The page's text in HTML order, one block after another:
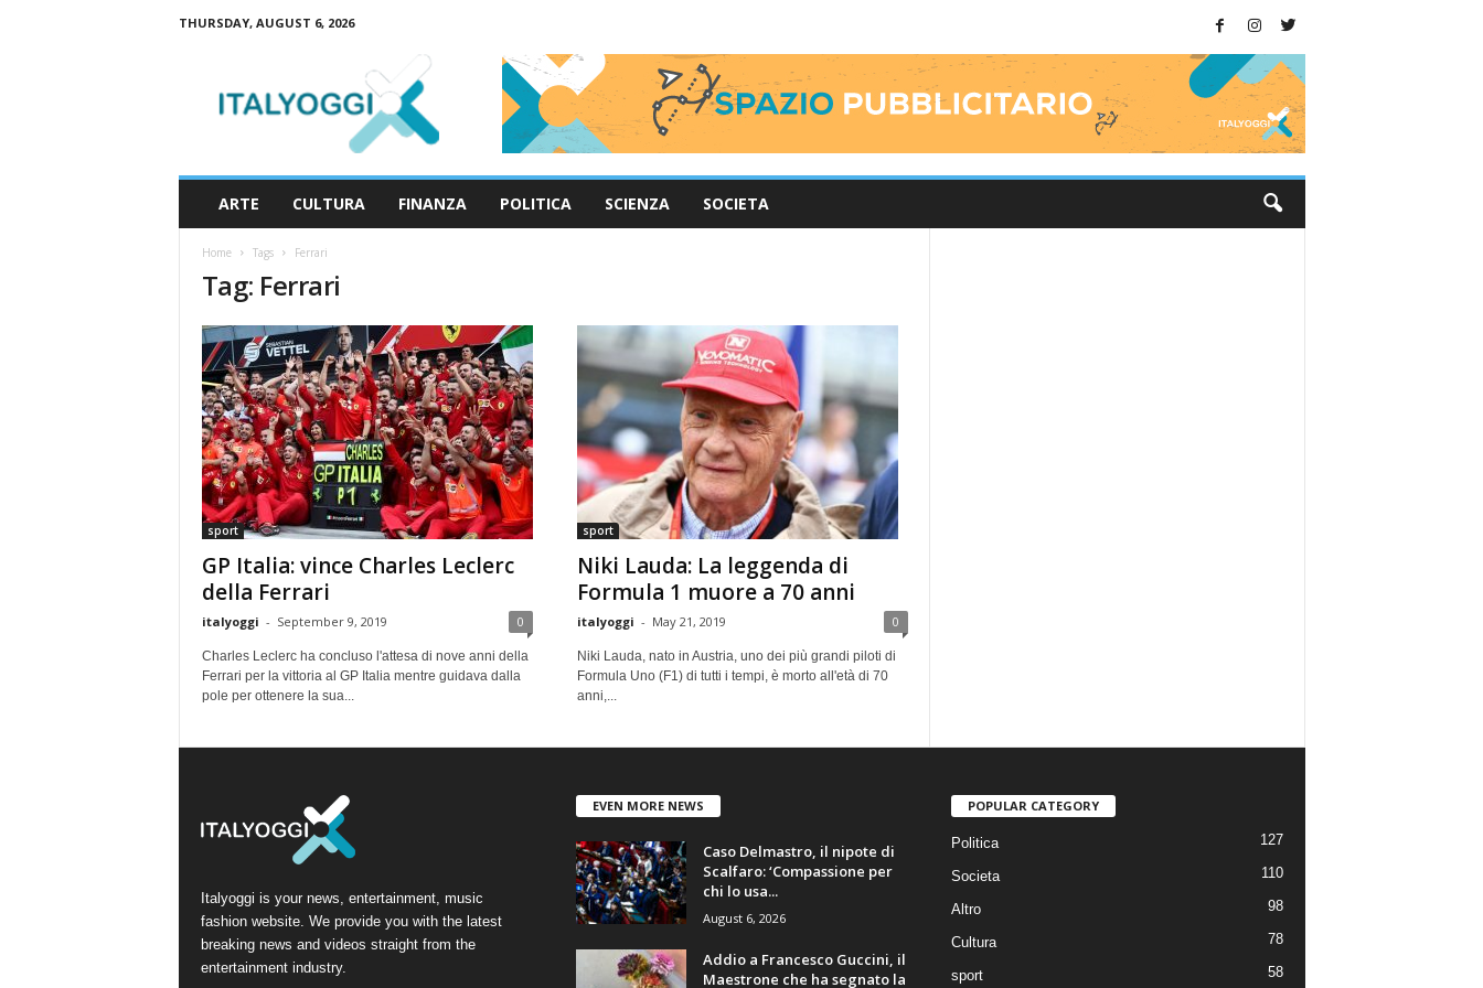
THURSDAY, AUGUST 6, 2026
ARTE CULTURA FINANZA POLITICA SCIENZA SOCIETA
Home Tags Ferrari
Tag: Ferrari
sport
GP Italia: vince Charles Leclerc
della Ferrari
italyoggi - September 9, 2019 0
Charles Leclerc ha concluso l'attesa di nove anni della
Ferrari per la vittoria al GP Italia mentre guidava dalla
pole per ottenere la sua...
sport
Niki Lauda: La leggenda di
Formula 1 muore a 70 anni
italyoggi - May 21, 2019 0
Niki Lauda, nato in Austria, uno dei più grandi piloti di
Formula Uno (F1) di tutti i tempi, è morto all'età di 70
anni,...
Italyoggi is your news, entertainment, music
fashion website. We provide you with the latest
breaking news and videos straight from the
entertainment industry.
EVEN MORE NEWS
Caso Delmastro, il nipote di
Scalfaro: ‘Compassione per
chi lo usa...
August 6, 2026
Addio a Francesco Guccini, il
Maestrone che ha segnato la
POPULAR CATEGORY
Politica 127
Societa 110
Altro 98
Cultura 78
sport 58